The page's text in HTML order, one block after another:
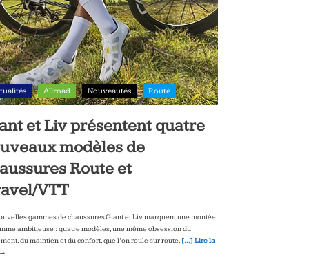
Allroad Nouveautés Route
et Liv présentent quatre
modèles de
Route et
VTT
gammes de chaussures Giant et Liv marquent une montée
ambitieuse : quatre modèles, une même obsession du
du maintien et du confort, que l’on roule sur route, […] Lire la